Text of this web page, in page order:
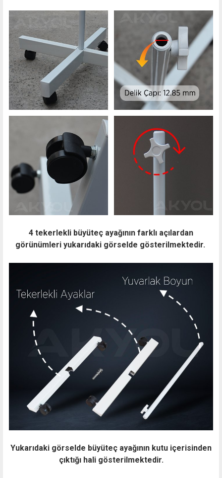
4 tekerlekli büyüteç ayağının farklı açılardan
görünümleri yukarıdaki görselde gösterilmektedir.
Yukarıdaki görselde büyüteç ayağının kutu içerisinden
çıktığı hali gösterilmektedir.